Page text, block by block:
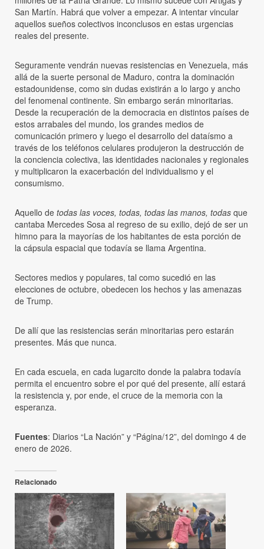
San Martín. Habrá que volver a empezar. A intentar vincular
aquellos sueños colectivos inconclusos en estas urgencias
reales del presente.
Seguramente vendrán nuevas resistencias en Venezuela, más
allá de la suerte personal de Maduro, contra la dominación
estadounidense, como sin dudas existirán a lo largo y ancho
del fenomenal continente. Sin embargo serán minoritarias.
Desde la recuperación de la democracia en distintos países de
estos arrabales del mundo, los grandes medios de
comunicación primero y luego el desarrollo del dataísmo a
través de los teléfonos celulares produjeron la destrucción de
la conciencia colectiva, las identidades nacionales y regionales
y multiplicaron la exacerbación del individualismo y el
consumismo.
Aquello de todas las voces, todas, todas las manos, todas que
cantaba Mercedes Sosa al regreso de su exilio, dejó de ser un
himno para la mayorías de los habitantes de esta porción de
la cápsula espacial que todavía se llama Argentina.
Sectores medios y populares, tal como sucedió en las
elecciones de octubre, obedecen los hechos y las amenazas
de Trump.
De allí que las resistencias serán minoritarias pero estarán
presentes. Más que nunca.
En cada escuela, en cada lugarcito donde la palabra todavía
permita el encuentro sobre el por qué del presente, allí estará
la resistencia y, por ende, el cruce de la memoria con la
esperanza.
Fuentes: Diarios “La Nación” y “Página/12”, del domingo 4 de
enero de 2026.
Relacionado